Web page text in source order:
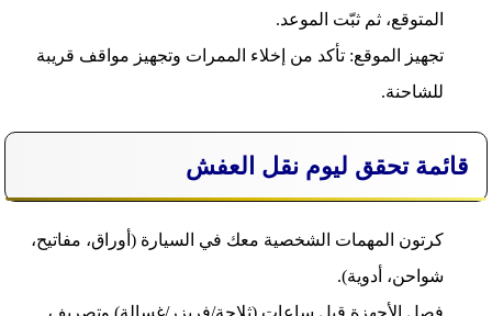
المتوقع، ثم ثبّت الموعد.
تجهيز الموقع: تأكد من إخلاء الممرات وتجهيز مواقف قريبة
للشاحنة.
قائمة تحقق ليوم نقل العفش
كرتون المهمات الشخصية معك في السيارة (أوراق، مفاتيح،
شواحن، أدوية).